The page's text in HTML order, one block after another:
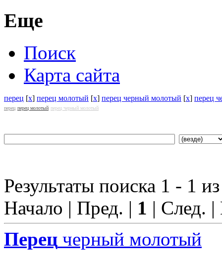
Еще
Поиск
Карта сайта
перец [x] перец молотый [x] перец черный молотый [x] перец
перец перец молотый перец черный молотый
Результаты поиска 1 - 1
Начало | Пред. | 1 | След.
Перец черный молотый